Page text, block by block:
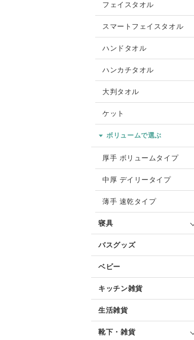
フェイスタオル
スマートフェイスタオル
ハンドタオル
ハンカチタオル
大判タオル
ケット
ボリュームで選ぶ
厚手 ボリュームタイプ
中厚 デイリータイプ
薄手 速乾タイプ
寝具
バスグッズ
ベビー
キッチン雑貨
生活雑貨
靴下・雑貨